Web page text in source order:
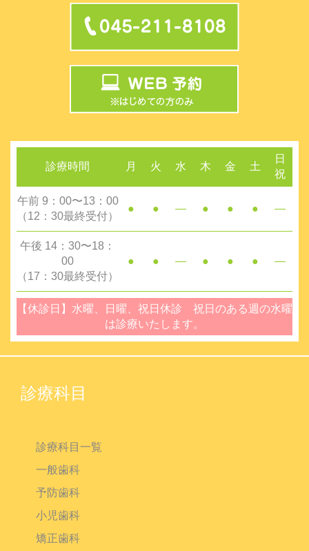
診療時間 月 火 水 木 金 土
日
祝
午前 9：00〜13：00
（12：30最終受付）
● ● ― ● ● ● ―
午後 14：30〜18：
00
（17：30最終受付）
● ● ― ● ● ● ―
【休診日】水曜、日曜、祝日休診 祝日のある週の水曜
は診療いたします。
診療科目
診療科目一覧
一般歯科
予防歯科
小児歯科
矯正歯科